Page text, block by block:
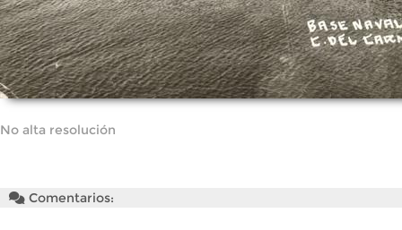
No alta resolución
Comentarios: